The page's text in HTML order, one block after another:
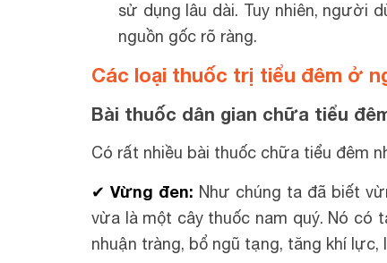
sử dụng lâu dài. Tuy nhiên, người
nguồn gốc rõ ràng.
Các loại thuốc trị tiểu đêm ở
Bài thuốc dân gian chữa tiểu
Có rất nhiều bài thuốc chữa tiểu đêm
✔ Vừng đen: Như chúng ta đã biết
vừa là một cây thuốc nam quý. Nó có
nhuận tràng, bổ ngũ tạng, tăng khí